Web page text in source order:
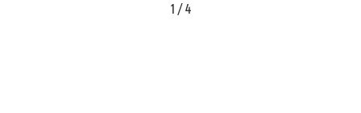
1 / 4